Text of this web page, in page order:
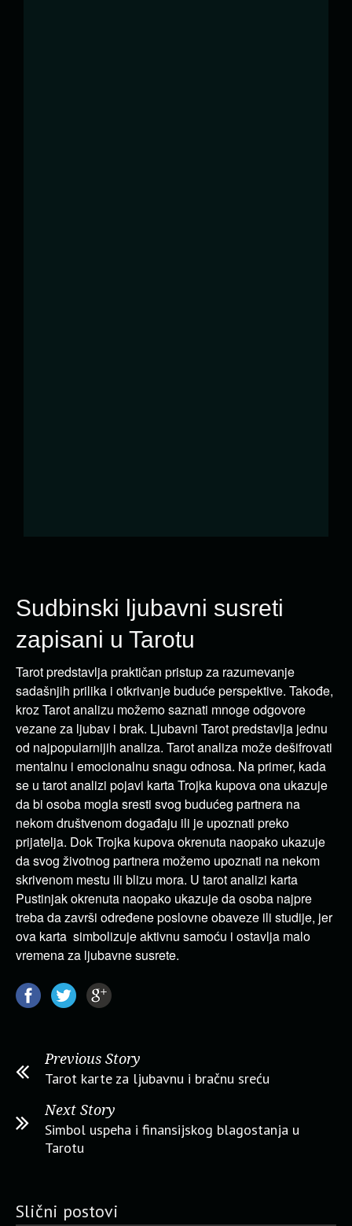
Sudbinski ljubavni susreti
zapisani u Tarotu
Tarot predstavlja praktičan pristup za razumevanje
sadašnjih prilika i otkrivanje buduće perspektive. Takođe,
kroz Tarot analizu možemo saznati mnoge odgovore
vezane za ljubav i brak. Ljubavni Tarot predstavlja jednu
od najpopularnijih analiza. Tarot analiza može dešifrovati
mentalnu i emocionalnu snagu odnosa. Na primer, kada
se u tarot analizi pojavi karta Trojka kupova ona ukazuje
da bi osoba mogla sresti svog budućeg partnera na
nekom društvenom događaju ili je upoznati preko
prijatelja. Dok Trojka kupova okrenuta naopako ukazuje
da svog životnog partnera možemo upoznati na nekom
skrivenom mestu ili blizu mora. U tarot analizi karta
Pustinjak okrenuta naopako ukazuje da osoba najpre
treba da završi određene poslovne obaveze ili studije, jer
ova karta simbolizuje aktivnu samoću i ostavlja malo
vremena za ljubavne susrete.
Previous Story
Tarot karte za ljubavnu i bračnu sreću
Next Story
Simbol uspeha i finansijskog blagostanja u
Tarotu
Slični postovi